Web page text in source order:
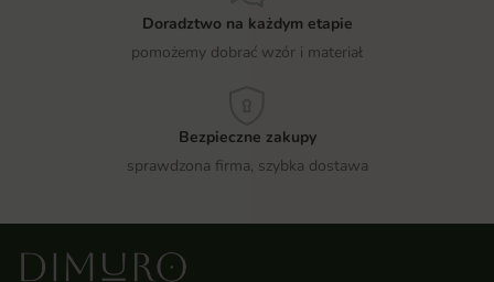
Doradztwo na każdym etapie
pomożemy dobrać wzór i materiał
Bezpieczne zakupy
sprawdzona firma, szybka dostawa